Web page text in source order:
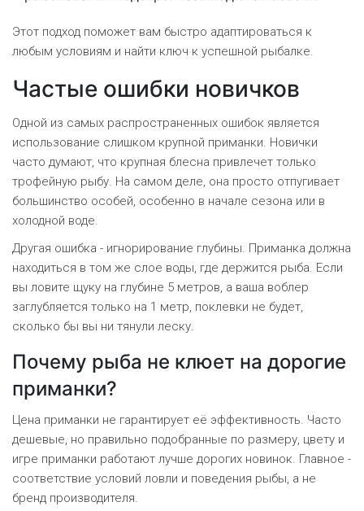
Этот подход поможет вам быстро адаптироваться к
любым условиям и найти ключ к успешной рыбалке.
Частые ошибки новичков
Одной из самых распространенных ошибок является
использование слишком крупной приманки. Новички
часто думают, что крупная блесна привлечет только
трофейную рыбу. На самом деле, она просто отпугивает
большинство особей, особенно в начале сезона или в
холодной воде.
Другая ошибка - игнорирование глубины. Приманка должна
находиться в том же слое воды, где держится рыба. Если
вы ловите щуку на глубине 5 метров, а ваша воблер
заглубляется только на 1 метр, поклевки не будет,
сколько бы вы ни тянули леску.
Почему рыба не клюет на дорогие
приманки?
Цена приманки не гарантирует её эффективность. Часто
дешевые, но правильно подобранные по размеру, цвету и
игре приманки работают лучше дорогих новинок. Главное -
соответствие условий ловли и поведения рыбы, а не
бренд производителя.